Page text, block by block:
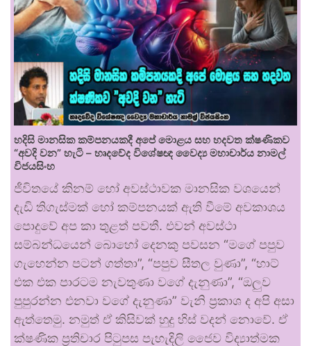
හදිසි මානසික කම්පනයකදී අපේ මොළය සහ හදවත ක්ෂණිකව
“අවදි වන” හැටි – හෘදවේද විශේෂඥ වෛද්‍ය මහාචාර්ය නාමල්
විජයසිංහ
ජීවිතයේ කිනම් හෝ අවස්ථාවක මානසික වශයෙන්
දැඩි තිගැස්මක් හෝ කම්පනයක් ඇති වීමේ අවකාශය
පොදුවේ අප කා තුළත් පවතී. එවන් අවස්ථා
සම්බන්ධයෙන් බොහෝ දෙනකු පවසන “මගේ පපුව
ගැහෙන්න පටන් ගත්තා”, “පපුව සීතල වුණා”, “හාට්
එක එක පාරටම නැවතුණා වගේ දැනුණා”, “ඔලුව
පුපුරන්න එනවා වගේ දැනුණා” වැනි ප්‍රකාශ ද අපි අසා
ඇත්තෙමු. නමුත් ඒ කිසිවක් හුදු හිස් වදන් නොවේ. ඒ
ක්ෂණික ප්‍රතිචාර පිටුපස පැහැදිලි ජෛව විද්‍යාත්මක